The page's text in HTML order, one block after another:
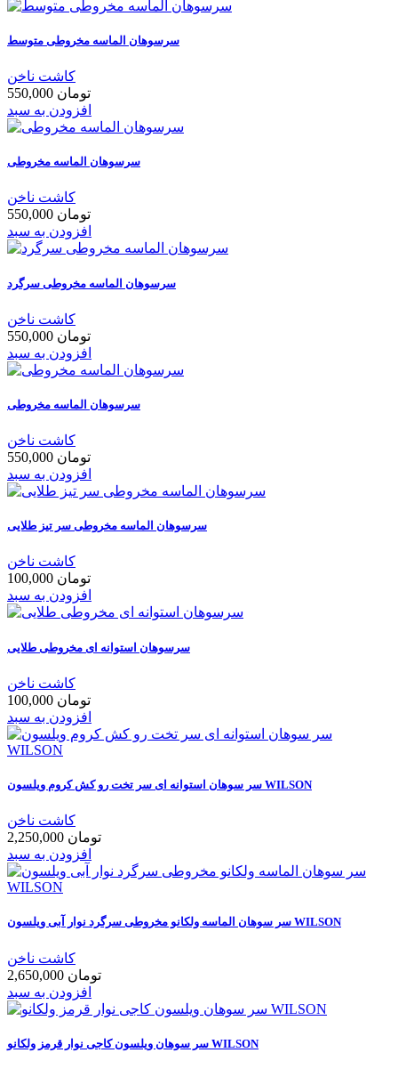
سرسوهان الماسه مخروطی متوسط
کاشت ناخن
550,000 تومان
افزودن به سبد
سرسوهان الماسه مخروطی
کاشت ناخن
550,000 تومان
افزودن به سبد
سرسوهان الماسه مخروطی سرگرد
کاشت ناخن
550,000 تومان
افزودن به سبد
سرسوهان الماسه مخروطی
کاشت ناخن
550,000 تومان
افزودن به سبد
سرسوهان الماسه مخروطی سر تیز طلایی
کاشت ناخن
100,000 تومان
افزودن به سبد
سرسوهان استوانه ای مخروطی طلایی
کاشت ناخن
100,000 تومان
افزودن به سبد
سر سوهان استوانه ای سر تخت رو کش کروم ویلسون WILSON
کاشت ناخن
2,250,000 تومان
افزودن به سبد
سر سوهان الماسه ولکانو مخروطی سرگرد نوار آبی ویلسون WILSON
کاشت ناخن
2,650,000 تومان
افزودن به سبد
سر سوهان ویلسون کاجی نوار قرمز ولکانو WILSON